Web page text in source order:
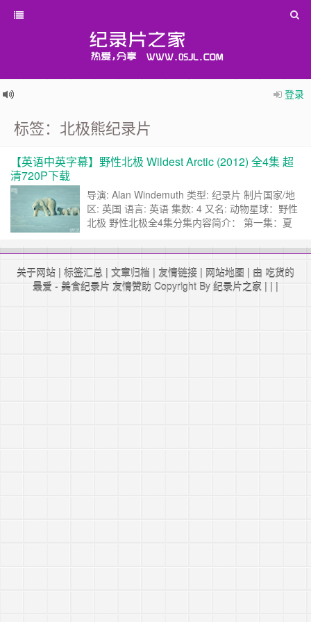
登录
标签：北极熊纪录片
【英语中英字幕】野性北极 Wildest Arctic (2012) 全4集 超
清720P下载
导演: Alan Windemuth 类型: 纪录片 制片国家/地
区: 英国 语言: 英语 集数: 4 又名: 动物星球：野性
北极 野性北极全4集分集内容简介： 第一集：夏
场之一，吸引着世界各地的鸟类和其它动物来此觅
食，与自然环境一道构成了这地球最北端的壮丽图
画。 第二集：泰加林构成了北半球连绵不断的林
木带，短暂而……继续阅读 »
关于网站 | 标签汇总 | 文章归档 | 友情链接 | 网站地图 | 由 吃货的
最爱 - 美食纪录片 友情赞助 Copyright By 纪录片之家 | | |